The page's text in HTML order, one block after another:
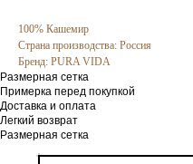
100% Кашемир
Страна производства: Россия
Бренд: PURA VIDA
Размерная сетка
Примерка перед покупкой
Доставка и оплата
Легкий возврат
Размерная сетка